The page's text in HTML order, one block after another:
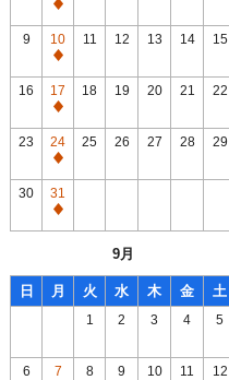
通
常
休
館
日
9
10
通
常
休
館
日
11 12 13 14 15
16
17
通
常
休
館
日
18 19 20 21 22
23
24
通
常
休
館
25 26 27 28 29
30
31
通
館
日
9月
日 月 火 水 木 金 土
1 2 3 4 5
6
7
8 9 10 11 12